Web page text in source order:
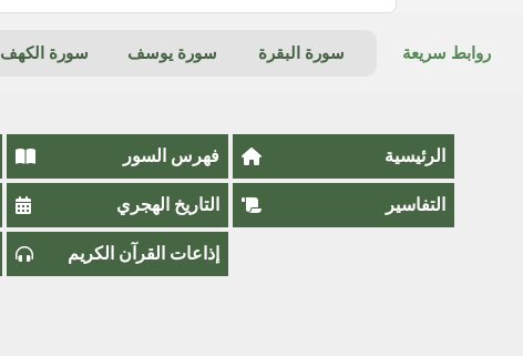
روابط سريعة سورة البقرة سورة يوسف سورة الكهف
الرئيسية فهرس السور
التفاسير التاريخ الهجري
إذاعات القرآن الكريم